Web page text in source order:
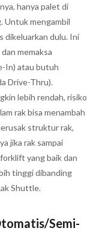
hanya palet di
Untuk mengambil
dikeluarkan dulu. Ini
memaksa
In) atau butuh
Drive-Thru).
lebih rendah, risiko
rak bisa menambah
struktur rak,
jika rak sampai
yang baik dan
tinggi dibanding
Shuttle.
Semi-